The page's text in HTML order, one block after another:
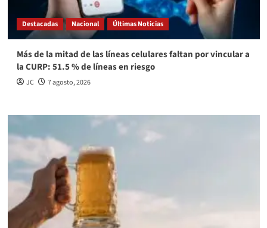
Destacadas Nacional Últimas Noticias
Más de la mitad de las líneas celulares faltan por vincular a
la CURP: 51.5 % de líneas en riesgo
JC 7 agosto, 2026